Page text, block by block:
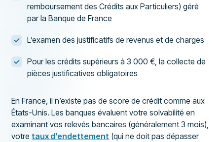
remboursement des Crédits aux Particuliers) géré
par la Banque de France
L’examen des justificatifs de revenus et de charges
Pour les crédits supérieurs à 3 000 €, la collecte de
pièces justificatives obligatoires
En France, il n’existe pas de score de crédit comme aux
États-Unis. Les banques évaluent votre solvabilité en
examinant vos relevés bancaires (généralement 3 mois),
votretaux d’endettement (qui ne doit pas dépasser